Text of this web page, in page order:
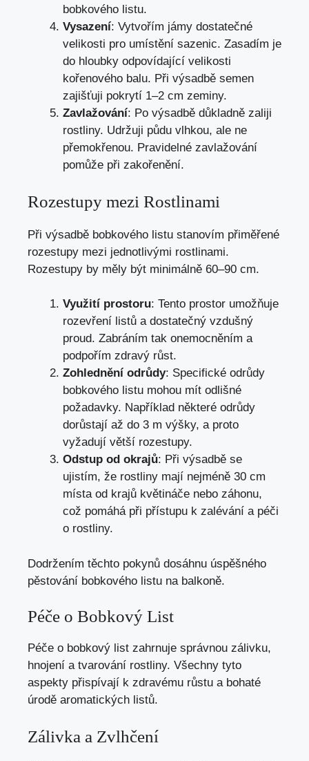
bobkového listu.
Vysazení: Vytvořím jámy dostatečné
velikosti pro umístění sazenic. Zasadím je
do hloubky odpovídající velikosti
kořenového balu. Při výsadbě semen
zajišťuji pokrytí 1–2 cm zeminy.
Zavlažování: Po výsadbě důkladně zaliji
rostliny. Udržuji půdu vlhkou, ale ne
přemokřenou. Pravidelné zavlažování
pomůže při zakořenění.
Rozestupy mezi Rostlinami
Při výsadbě bobkového listu stanovím přiměřené
rozestupy mezi jednotlivými rostlinami.
Rozestupy by měly být minimálně 60–90 cm.
Využití prostoru: Tento prostor umožňuje
rozevření listů a dostatečný vzdušný
proud. Zabráním tak onemocněním a
podpořím zdravý růst.
Zohlednění odrůdy: Specifické odrůdy
bobkového listu mohou mít odlišné
požadavky. Například některé odrůdy
dorůstají až do 3 m výšky, a proto
vyžadují větší rozestupy.
Odstup od okrajů: Při výsadbě se
ujistím, že rostliny mají nejméně 30 cm
místa od krajů květináče nebo záhonu,
což pomáhá při přístupu k zalévání a péči
o rostliny.
Dodržením těchto pokynů dosáhnu úspěšného
pěstování bobkového listu na balkoně.
Péče o Bobkový List
Péče o bobkový list zahrnuje správnou zálivku,
hnojení a tvarování rostliny. Všechny tyto
aspekty přispívají k zdravému růstu a bohaté
úrodě aromatických listů.
Zálivka a Zvlhčení